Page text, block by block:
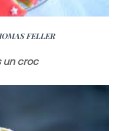
FELLER
un croc